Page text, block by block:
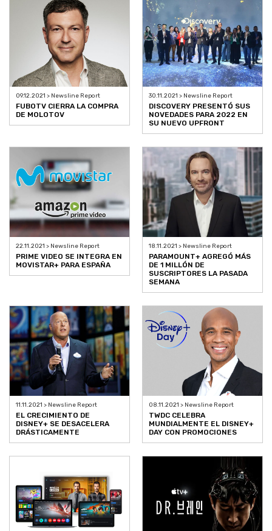
09.12.2021 > Newsline Report
FUBOTV CIERRA LA COMPRA
DE MOLOTOV
30.11.2021 > Newsline Report
DISCOVERY PRESENTÓ SUS
NOVEDADES PARA 2022 EN
SU NUEVO UPFRONT
22.11.2021 > Newsline Report
PRIME VIDEO SE INTEGRA EN
MOVISTAR+ PARA ESPAÑA
18.11.2021 > Newsline Report
PARAMOUNT+ AGREGÓ MÁS
DE 1 MILLÓN DE
SUSCRIPTORES LA PASADA
SEMANA
11.11.2021 > Newsline Report
EL CRECIMIENTO DE
DISNEY+ SE DESACELERA
DRÁSTICAMENTE
08.11.2021 > Newsline Report
TWDC CELEBRA
MUNDIALMENTE EL DISNEY+
DAY CON PROMOCIONES